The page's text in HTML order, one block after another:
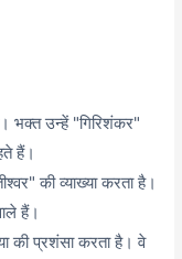
भक्त उन्हें "गिरिशंकर"
हैं।
की व्याख्या करता है।
हैं।
की प्रशंसा करता है। वे